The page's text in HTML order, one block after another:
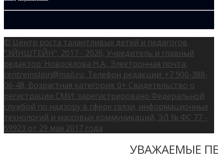
© Центр роста талантливых детей и педагогов
"ЭЙНШТЕЙН", 2017 - 2026, Учредитель и главный
редактор: Новоселова Н.А., Электронная почта:
centreinstein@mail.ru, Телефон редакции: +7 900-388-
06-48, Возрастная категория: 0+ Свидетельство о
регистрации СМИ: зарегистрировано Федеральной
службой по надзору в сфере связи, информационных
технологий и массовых коммуникаций, ЭЛ № ФС 77 -
69923 от 29 мая 2017 года
УВАЖАЕМЫЕ